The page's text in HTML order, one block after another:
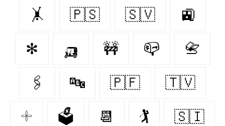
🤸‍ 🇵🇸 🇸🇻 🚉
✻ 🛺 🚧 📪 📇
🖇 🔤 🇵🇫 🇹🇻
𓇬 🗳 📆 🏌️‍ 🇸🇮